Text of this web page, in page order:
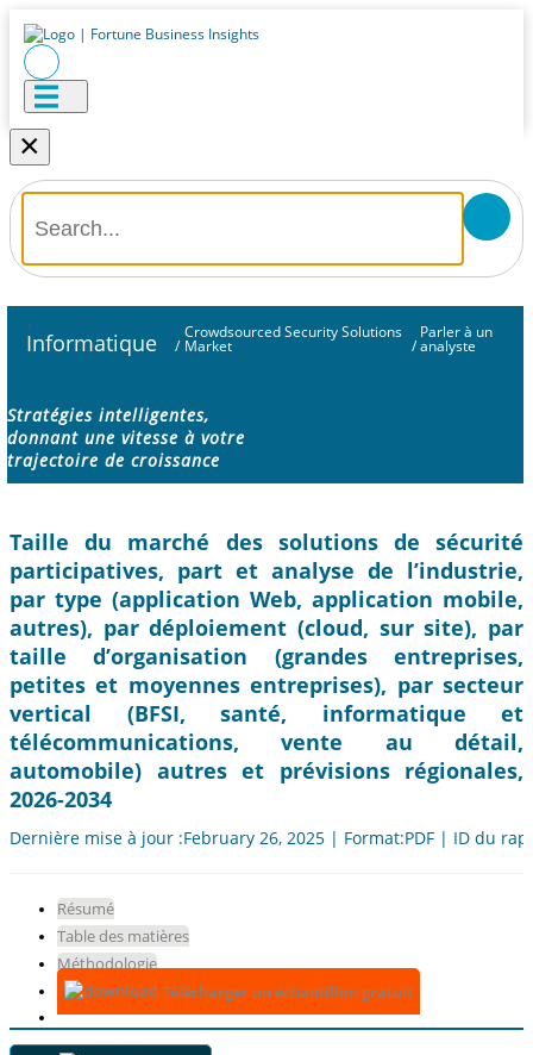
×
Informatique /
Crowdsourced Security Solutions
Market /
Parler à un
analyste
Stratégies intelligentes,
donnant une vitesse à votre
trajectoire de croissance
Taille du marché des solutions de sécurité
participatives, part et analyse de l’industrie,
par type (application Web, application mobile,
autres), par déploiement (cloud, sur site), par
taille d’organisation (grandes entreprises,
petites et moyennes entreprises), par secteur
vertical (BFSI, santé, informatique et
télécommunications, vente au détail,
automobile) autres et prévisions régionales,
2026-2034
Dernière mise à jour :February 26, 2025 | Format:PDF | ID du
Résumé
Table des matières
Méthodologie
Télécharger un échantillon gratuit